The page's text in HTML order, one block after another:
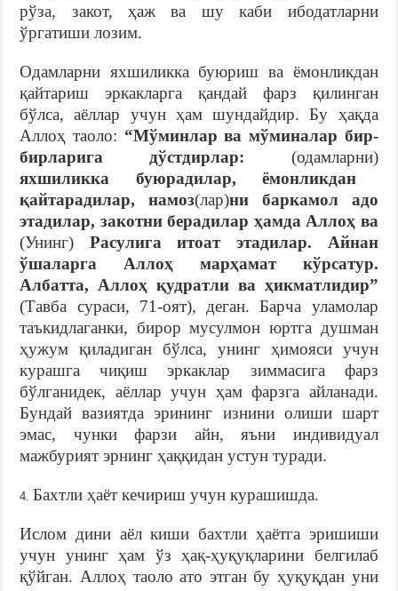
рўза, закот, ҳаж ва шу каби ибодатларни
ўргатиши лозим.
Одамларни яхшиликка буюриш ва ёмонликдан
қайтариш эркакларга қандай фарз қилинган
бўлса, аёллар учун ҳам шундайдир. Бу ҳақда
Аллоҳ таоло: “Мўминлар ва мўминалар бир-
бирларига дўстдирлар: (одамларни)
яхшиликка буюрадилар, ёмонликдан
қайтарадилар, намоз(лар)ни баркамол адо
этадилар, закотни берадилар ҳамда Аллоҳ ва
(Унинг) Расулига итоат этадилар. Айнан
ўшаларга Аллоҳ марҳамат кўрсатур.
Албатта, Аллоҳ қудратли ва ҳикматлидир”
(Тавба сураси, 71-оят), деган. Барча уламолар
таъкидлаганки, бирор мусулмон юртга душман
ҳужум қиладиган бўлса, унинг ҳимояси учун
курашга чиқиш эркаклар зиммасига фарз
бўлганидек, аёллар учун ҳам фарзга айланади.
Бундай вазиятда эрининг изнини олиши шарт
эмас, чунки фарзи айн, яъни индивидуал
мажбурият эрнинг ҳаққидан устун туради.
Бахтли ҳаёт кечириш учун курашишда.
Ислом дини аёл киши бахтли ҳаётга эришиши
учун унинг ҳам ўз ҳақ-ҳуқуқларини белгилаб
қўйган. Аллоҳ таоло ато этган бу ҳуқуқдан уни